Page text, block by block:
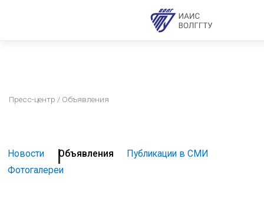
Пресс-центр / Объявления
Новости Объявления
Публикации в СМИ
Фотогалереи